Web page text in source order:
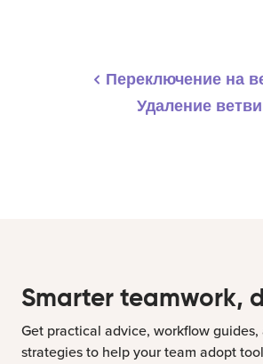
Переключение на
Удаление ветви
Smarter teamwork,
Get practical advice, workflow guides,
strategies to help your team adopt